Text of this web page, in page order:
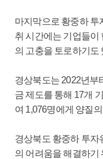
마지막으로 황중하 투
취 시간에는 기업들이
의 고충을 토로하기도
경상북도는 2022년부
금 제도를 통해 17개
여 1,076명에게 양질
경상북도 황중하 투자
의 어려움을 해결하기